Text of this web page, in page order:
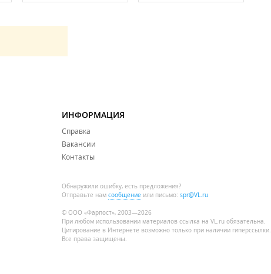
ИНФОРМАЦИЯ
Справка
Вакансии
Контакты
Обнаружили ошибку, есть предложения?
Отправьте нам сообщение или письмо: spr@VL.ru
© ООО «Фарпост», 2003—2026
При любом использовании материалов ссылка на VL.ru обязательна.
Цитирование в Интернете возможно только при наличии гиперссылки.
Все права защищены.